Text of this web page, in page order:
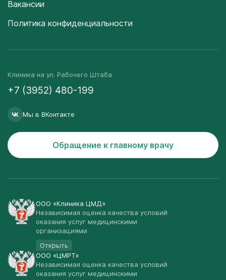
Вакансии
Политика конфиденциальности
Клиника на ул. Рабочего Штаба
+7 (3952) 480-199
Мы в ВКонтакте
Обращение к главному врачу
ООО «Клиника ЦМД»
Независимая оценка качества условий
оказания услуг медицинскими
организациями
Открыть
ООО «ЦМРТ»
Независимая оценка качества условий
оказания услуг медицинскими